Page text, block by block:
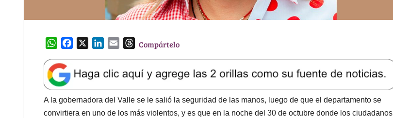
W
a
t
s
A
p
e
b
o
o
k
e
d
I
l
T
e
a
d
s
Compártelo
A la gobernadora del Valle se le salió la seguridad de las manos, luego de que el departamento se
convirtiera en uno de los más violentos, y es que en la noche del 30 de octubre donde los ciudadanos